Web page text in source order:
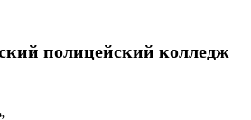
полицейский колледж